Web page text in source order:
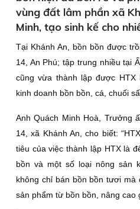
vùng đất lâm phần xã
Minh, tạo sinh kế cho
Tại Khánh An, bồn bồn được
14, An Phú; tập trung nhiều tại
cũng vừa thành lập được HTX
kinh doanh bồn bồn, cá, chuối
Anh Quách Minh Hoà, Trưởng
14, xã Khánh An, cho biết:
tiêu của việc thành lập HTX là
bồn và một số loại nông sản
không chỉ bán bồn bồn tươi mà
sản phẩm từ bồn bồn, nâng cao